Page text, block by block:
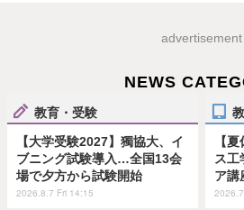
advertisement
NEWS
教育・受験
【大学受験2027】獨協大、イ
ブニング試験導入…全国13会
場で夕方から試験開始
2026.8.7 Fri 14:15
【
ス工
ア講